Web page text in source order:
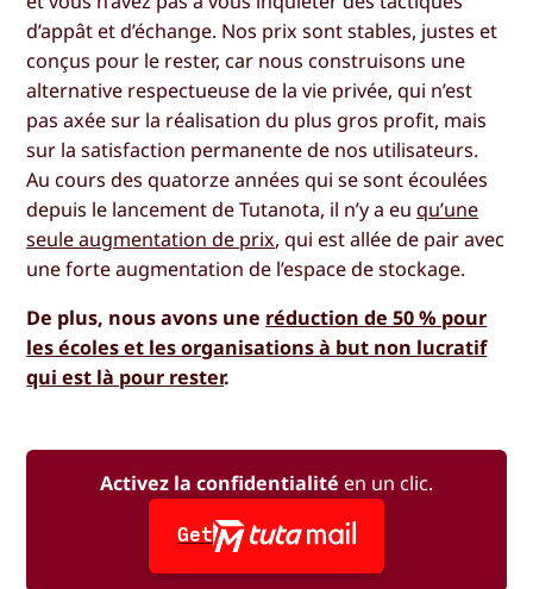
d’appât et d’échange. Nos prix sont stables, justes et
conçus pour le rester, car nous construisons une
alternative respectueuse de la vie privée, qui n’est
pas axée sur la réalisation du plus gros profit, mais
sur la satisfaction permanente de nos utilisateurs.
Au cours des quatorze années qui se sont écoulées
depuis le lancement de Tutanota, il n’y a eu qu’une
seule augmentation de prix, qui est allée de pair avec
une forte augmentation de l’espace de stockage.
De plus, nous avons une réduction de 50 % pour
les écoles et les organisations à but non lucratif
qui est là pour rester.
Activez la confidentialité en un clic.
Get